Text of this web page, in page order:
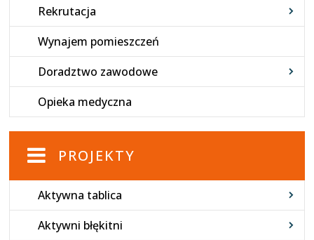
Rekrutacja
Wynajem pomieszczeń
Doradztwo zawodowe
Opieka medyczna
PROJEKTY
Aktywna tablica
Aktywni błękitni